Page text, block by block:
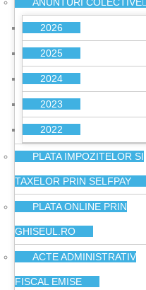
2026
2025
2024
2023
2022
PLATA IMPOZITELOR SI
TAXELOR PRIN SELFPAY
PLATA ONLINE PRIN
GHISEUL.RO
ACTE ADMINISTRATIV
FISCAL EMISE